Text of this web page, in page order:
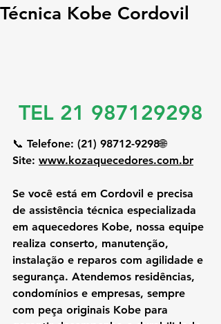
Técnica Kobe Cordovil
TEL 21 987129298
📞 Telefone: (21) 98712-9298🌐
Site: www.kozaquecedores.com.br
Se você está em Cordovil e precisa
de assistência técnica especializada
em aquecedores Kobe, nossa equipe
realiza conserto, manutenção,
instalação e reparos com agilidade e
segurança. Atendemos residências,
condomínios e empresas, sempre
com peça originais Kobe para